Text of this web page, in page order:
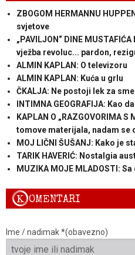
ZBOGOM HERMANNU
svjetove
„PAVILJON“ DINE
vježba revoluc... pardon,
ALMIN KAPLAN: O televizoru
ALMIN KAPLAN: Kuća u grlu
ČKALJA: Ne postoji lek za
INTIMNA GEOGRAFIJA: Kao
KAPLAN O „RAZGOVORIMA
tomove materijala, nadam se
MOJ LIČNI ŠUŠANJ: Kako je
TARIK HAVERIĆ: Nostalgia
MUZIKA MOJE MLADOSTI:
KOMENTARI
Ime / nadimak *(obavezno)